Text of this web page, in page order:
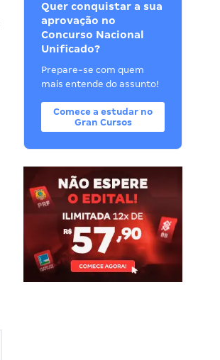
Quer conquistar a sua
aprovação no
Concurso Nacional
Unificado?
Prepare-se com quem
mais entende do assunto!
Comece a estudar no
Gran Cursos